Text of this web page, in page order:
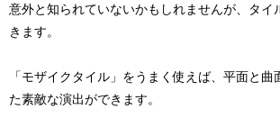
意外と知られていないかもしれませんが、タイ
きます。
「モザイクタイル」をうまく使えば、平面と曲
た素敵な演出ができます。